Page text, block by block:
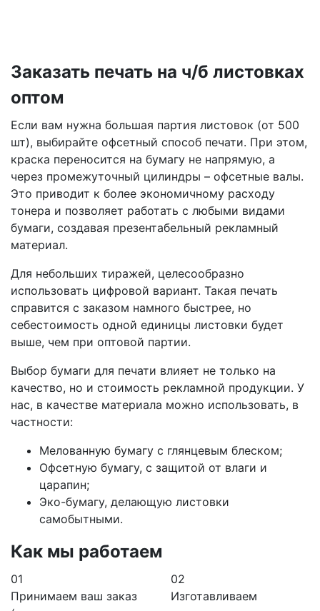
Заказать печать на ч/б листовках
оптом
Если вам нужна большая партия листовок (от 500
шт), выбирайте офсетный способ печати. При этом,
краска переносится на бумагу не напрямую, а
через промежуточный цилиндры – офсетные валы.
Это приводит к более экономичному расходу
тонера и позволяет работать с любыми видами
бумаги, создавая презентабельный рекламный
материал.
Для небольших тиражей, целесообразно
использовать цифровой вариант. Такая печать
справится с заказом намного быстрее, но
себестоимость одной единицы листовки будет
выше, чем при оптовой партии.
Выбор бумаги для печати влияет не только на
качество, но и стоимость рекламной продукции. У
нас, в качестве материала можно использовать, в
частности:
Мелованную бумагу с глянцевым блеском;
Офсетную бумагу, с защитой от влаги и
царапин;
Эко-бумагу, делающую листовки
самобытными.
Как мы работаем
01
Принимаем ваш заказ
02
Изготавливаем